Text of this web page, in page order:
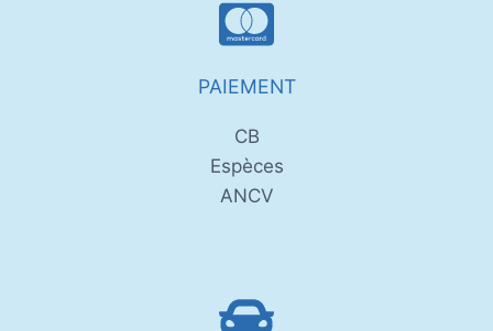
PAIEMENT
CB
Espèces
ANCV